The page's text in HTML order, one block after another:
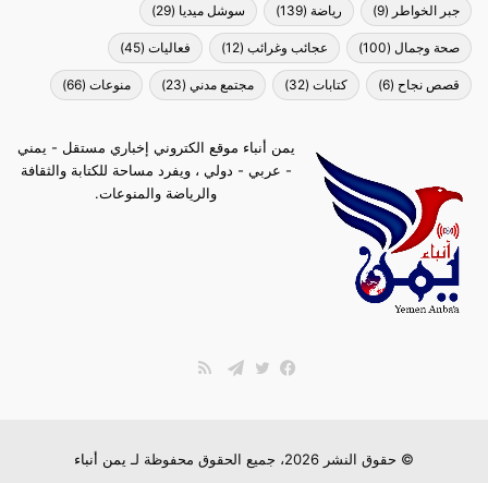
جبر الخواطر (9) رياضة (139) سوشل ميديا (29)
صحة وجمال (100) عجائب وغرائب (12) فعاليات (45)
قصص نجاح (6) كتابات (32) مجتمع مدني (23) منوعات (66)
يمن أنباء موقع الكتروني إخباري مستقل - يمني
- عربي - دولي ، ويفرد مساحة للكتابة والثقافة
والرياضة والمنوعات.
© حقوق النشر 2026، جميع الحقوق محفوظة لـ يمن أنباء